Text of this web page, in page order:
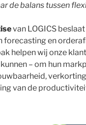
de balans tussen
van LOGICS
forecasting en
helpen wij onze
– om hun
van de